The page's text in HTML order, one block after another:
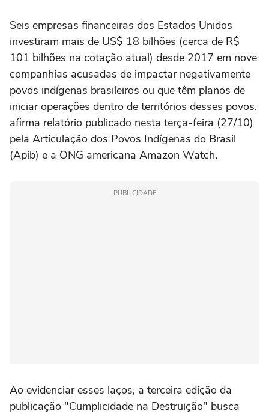
Seis empresas financeiras dos Estados Unidos
investiram mais de US$ 18 bilhões (cerca de R$
101 bilhões na cotação atual) desde 2017 em nove
companhias acusadas de impactar negativamente
povos indígenas brasileiros ou que têm planos de
iniciar operações dentro de territórios desses povos,
afirma relatório publicado nesta terça-feira (27/10)
pela Articulação dos Povos Indígenas do Brasil
(Apib) e a ONG americana Amazon Watch.
PUBLICIDADE
Ao evidenciar esses laços, a terceira edição da
publicação "Cumplicidade na Destruição" busca